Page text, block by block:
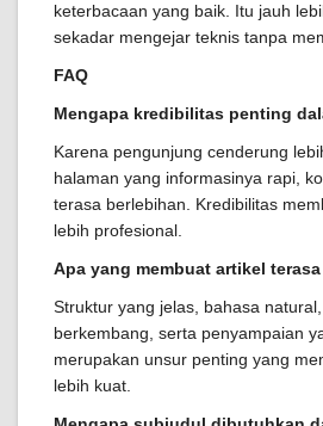
keterbacaan yang baik. Itu jauh
sekadar mengejar teknis tanpa
FAQ
Mengapa kredibilitas penting
Karena pengunjung cenderung
halaman yang informasinya rapi,
terasa berlebihan. Kredibilitas
lebih profesional.
Apa yang membuat artikel
Struktur yang jelas, bahasa
berkembang, serta penyampaian
merupakan unsur penting yang
lebih kuat.